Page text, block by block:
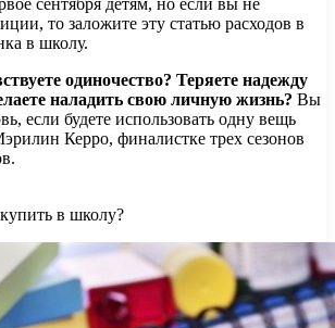
то заложите эту статью расходов в
в школу.
одиночество? Теряете надежду
наладить свою личную жизнь? Вы
если будете использовать одну вещь
Керро, финалистке трех сезонов
в школу?